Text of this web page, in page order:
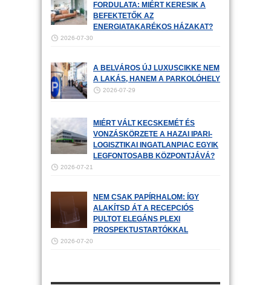
FORDULATA: MIÉRT KERESIK A
BEFEKTETŐK AZ
ENERGIATAKARÉKOS HÁZAKAT?
2026-07-30
A BELVÁROS ÚJ LUXUSCIKKE NEM
A LAKÁS, HANEM A PARKOLÓHELY
2026-07-29
MIÉRT VÁLT KECSKEMÉT ÉS
VONZÁSKÖRZETE A HAZAI IPARI-
LOGISZTIKAI INGATLANPIAC EGYIK
LEGFONTOSABB KÖZPONTJÁVÁ?
2026-07-21
NEM CSAK PAPÍRHALOM: ÍGY
ALAKÍTSD ÁT A RECEPCIÓS
PULTOT ELEGÁNS PLEXI
PROSPEKTUSTARTÓKKAL
2026-07-20